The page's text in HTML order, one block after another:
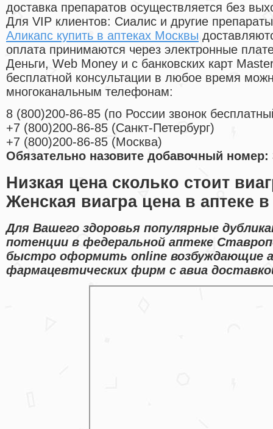
доставка препаратов осуществляется без
Для VIP клиентов: Сиалис и другие
Аликапс купить в аптеках Москвы
оплата принимаются через электронные
Деньги, Web Money и с банковских карт
бесплатной консультации в любое время
многоканальным телефонам:
8 (800)200-86-85 (по России звонок
+7 (800)200-86-85 (Санкт-Петербург)
+7 (800)200-86-85 (Москва)
Обязательно назовите добавочный номер:
Низкая цена сколько стоит
Женская виагра цена в аптеке
Для Вашего здоровья популярные
потенции в федеральной аптеке
быстро оформить online возбуждающие
фармацевтических фирм с авиа